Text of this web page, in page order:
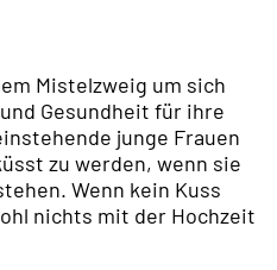
Mistelzweig um sich
Gesundheit für ihre
junge Frauen
zu werden, wenn sie
Wenn kein Kuss
nichts mit der Hochzeit